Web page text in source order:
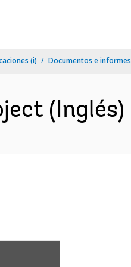
(i) Documentos e informes
(Inglés)